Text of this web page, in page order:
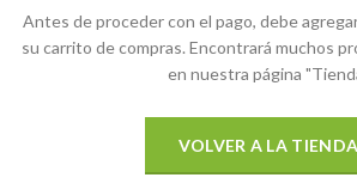
Antes de proceder con el pago, debe
su carrito de compras. Encontrará muchos
en nuestra página
VOLVER A LA TIENDA